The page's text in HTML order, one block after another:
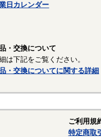
日カレンダー
・交換について
は下記をご覧ください。
・交換についてに関する詳細
ご利用規
特定商取